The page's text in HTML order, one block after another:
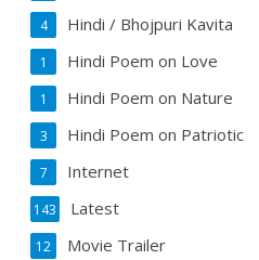
Hindi / Bhojpuri Kavita
4
Hindi Poem on Love
1
Hindi Poem on Nature
1
Hindi Poem on Patriotic
3
Internet
7
Latest
143
Movie Trailer
12